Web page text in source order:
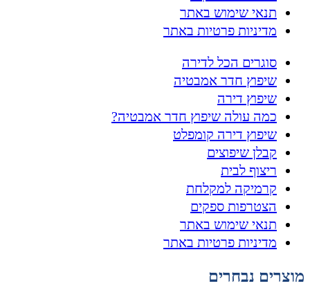
תנאי שימוש באתר
מדיניות פרטיות באתר
סוגרים הכל לדירה
שיפוץ חדר אמבטיה
שיפוץ דירה
כמה עולה שיפוץ חדר אמבטיה?
שיפוץ דירה קומפלט
קבלן שיפוצים
ריצוף לבית
קרמיקה למקלחת
הצטרפות ספקים
תנאי שימוש באתר
מדיניות פרטיות באתר
מוצרים נבחרים